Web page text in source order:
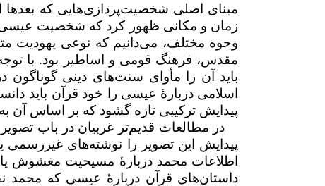
مبنای اصلی شخصیت‌پردازی‌هایی که بعدها
زمان و مکانی ظهور کرد که شخصیت عیسی
وجوه مختلف، می‌دانیم که نوعی یهودیت
مقدس، فرهنگ قومی و اساطیر بود. با توجه
باید آن را مأوای سنت‌های دینی
اسلامی دربارهٔ عیسی را خود قرآن باید
پیدایش ترکیبی تازه گشود که بر اساس آن
در مطالعات قدیم‌تر غربیان در باب
پیدایش این تصویر را نوشته‌های غیررسمی
اطلاعات محمد دربارهٔ مسیحیت مغشوش
داستان‌های قرآن دربارهٔ عیسی که محمد